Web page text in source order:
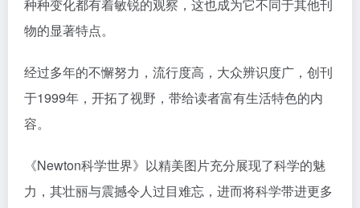
种种变化都有着敏锐的观察，这也成为它不同于其他刊
物的显著特点。
经过多年的不懈努力，流行度高，大众辨识度广，创刊
于1999年，开拓了视野，带给读者富有生活特色的内
容。
《Newton科学世界》以精美图片充分展现了科学的魅
力，其壮丽与震撼令人过目难忘，进而将科学带进更多